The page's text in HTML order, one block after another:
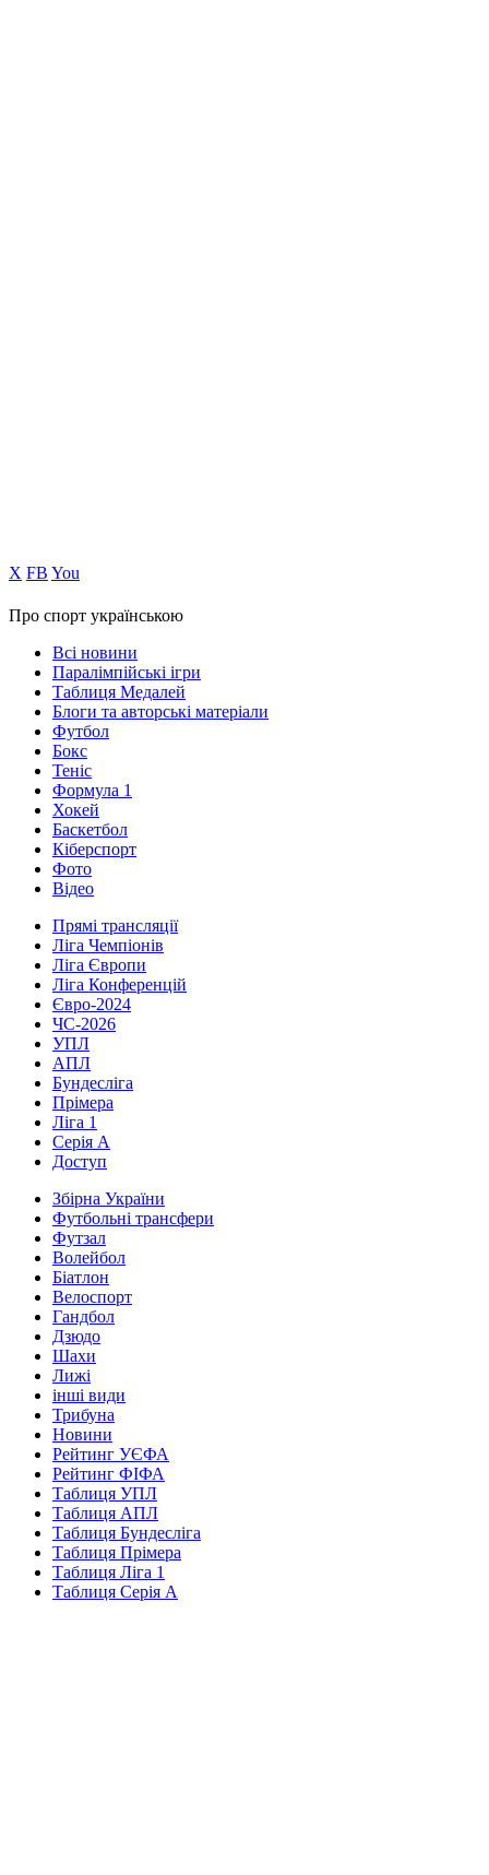
Х FB You
Про спорт українською
Всі новини
Паралімпійські ігри
Таблиця Медалей
Блоги та авторські матеріали
Футбол
Бокс
Теніс
Формула 1
Хокей
Баскетбол
Кіберспорт
Фото
Відео
Прямі трансляції
Ліга Чемпіонів
Ліга Європи
Ліга Конференцій
Євро-2024
ЧС-2026
УПЛ
АПЛ
Бундесліга
Прімера
Ліга 1
Серія А
Доступ
Збірна України
Футбольні трансфери
Футзал
Волейбол
Біатлон
Велоспорт
Гандбол
Дзюдо
Шахи
Лижі
інші види
Трибуна
Новини
Рейтинг УЄФА
Рейтинг ФІФА
Таблиця УПЛ
Таблиця АПЛ
Таблиця Бундесліга
Таблиця Прімера
Таблиця Ліга 1
Таблиця Серія А